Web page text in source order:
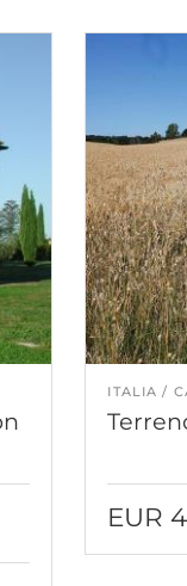
ITALIA
EUR